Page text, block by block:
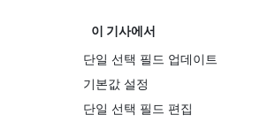
이 기사에서
단일 선택 필드 업데이트
기본값 설정
단일 선택 필드 편집